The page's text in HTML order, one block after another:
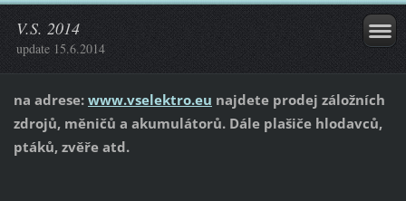
V.S. 2014
update 15.6.2014
na adrese: www.vselektro.eu najdete prodej záložních
zdrojů, měničů a akumulátorů. Dále plašiče hlodavců,
ptáků, zvěře atd.